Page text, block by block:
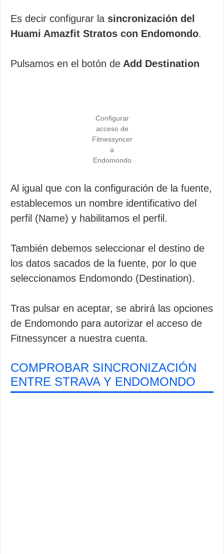
Es decir configurar la sincronización del
Huami Amazfit Stratos con Endomondo.
Pulsamos en el botón de Add Destination
Configurar
acceso de
Fitnessyncer
a
Endomondo
Al igual que con la configuración de la fuente,
establecemos un nombre identificativo del
perfil (Name) y habilitamos el perfil.
También debemos seleccionar el destino de
los datos sacados de la fuente, por lo que
seleccionamos Endomondo (Destination).
Tras pulsar en aceptar, se abrirá las opciones
de Endomondo para autorizar el acceso de
Fitnessyncer a nuestra cuenta.
COMPROBAR SINCRONIZACIÓN
ENTRE STRAVA Y ENDOMONDO